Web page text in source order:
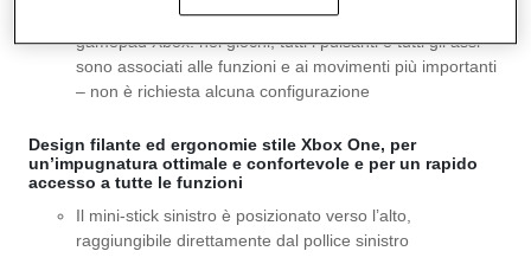
Riconosciuto istantaneamente in Windows® come un
gamepad Xbox: nei giochi, tutti i pulsanti e tutti gli assi
sono associati alle funzioni e ai movimenti più importanti
– non è richiesta alcuna configurazione
Design filante ed ergonomie stile Xbox One, per
un’impugnatura ottimale e confortevole e per un rapido
accesso a tutte le funzioni
Il mini-stick sinistro è posizionato verso l’alto,
raggiungibile direttamente dal pollice sinistro